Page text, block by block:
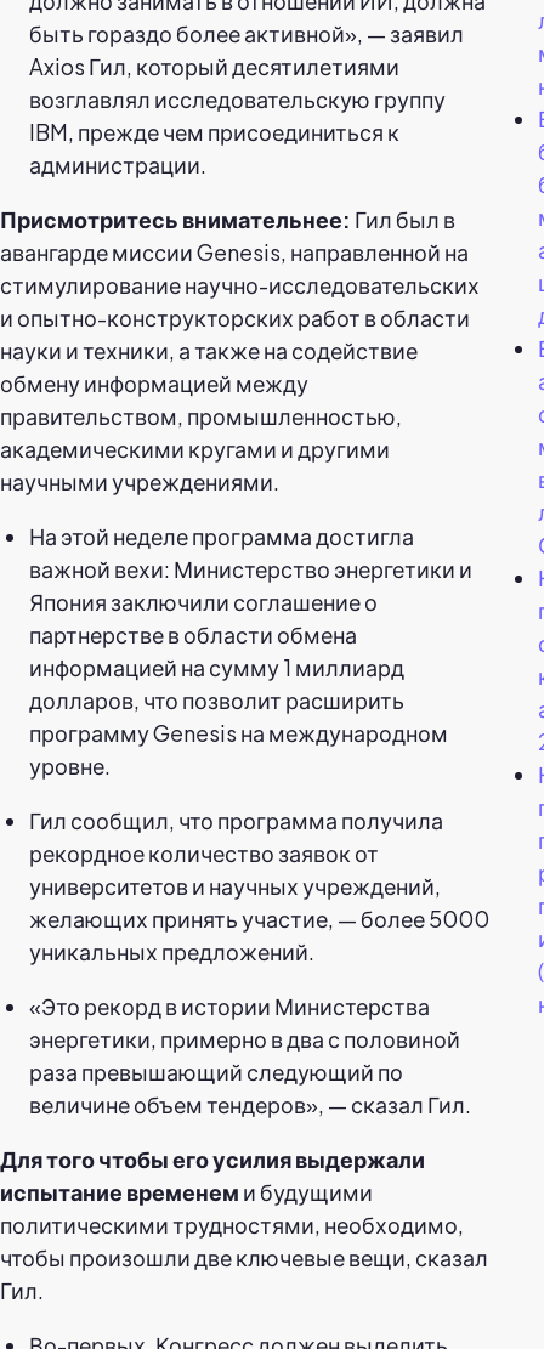
быть гораздо более активной», — заявил
Axios Гил, который десятилетиями
возглавлял исследовательскую группу
IBM, прежде чем присоединиться к
администрации.
Присмотритесь внимательнее: Гил был в
авангарде миссии Genesis, направленной на
стимулирование научно-исследовательских
и опытно-конструкторских работ в области
науки и техники, а также на содействие
обмену информацией между
правительством, промышленностью,
академическими кругами и другими
научными учреждениями.
На этой неделе программа достигла
важной вехи: Министерство энергетики и
Япония заключили соглашение о
партнерстве в области обмена
информацией на сумму 1 миллиард
долларов, что позволит расширить
программу Genesis на международном
уровне.
Гил сообщил, что программа получила
рекордное количество заявок от
университетов и научных учреждений,
желающих принять участие, — более 5000
уникальных предложений.
«Это рекорд в истории Министерства
энергетики, примерно в два с половиной
раза превышающий следующий по
величине объем тендеров», — сказал Гил.
Для того чтобы его усилия выдержали
испытание временем и будущими
политическими трудностями, необходимо,
чтобы произошли две ключевые вещи, сказал
Гил.